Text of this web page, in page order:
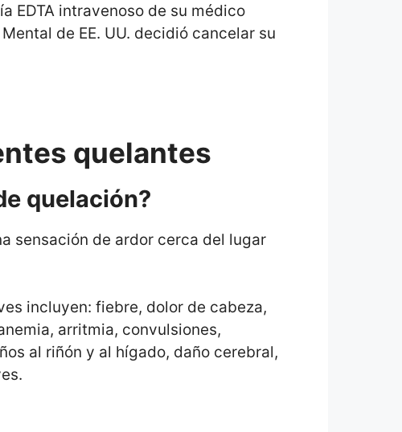
EDTA intravenoso de su médico
de EE. UU. decidió cancelar su
quelantes
quelación?
sensación de ardor cerca del lugar
incluyen: fiebre, dolor de cabeza,
arritmia, convulsiones,
al riñón y al hígado, daño cerebral,